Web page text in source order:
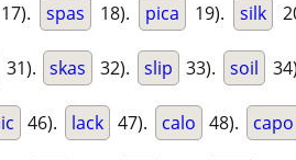
17). spas 18). pica 19). silk
31). skas 32). slip 33). soil
46). lack 47). calo 48). capo